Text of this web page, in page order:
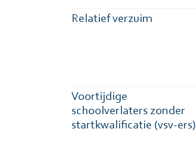
Relatief verzuim
Voortijdige
schoolverlaters zonder
startkwalificatie (vsv-ers)